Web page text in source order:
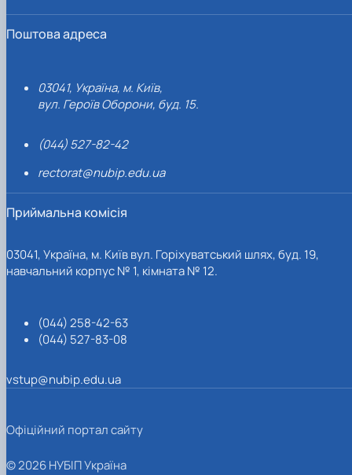
Поштова адреса
03041, Україна, м. Київ,
вул. Героїв Оборони, буд. 15.
(044) 527-82-42
rectorat@nubip.edu.ua
Приймальна комісія
03041, Україна, м. Київ вул. Горіхуватський шлях, буд. 19,
навчальний корпус № 1, кімната № 12.
(044) 258-42-63
(044) 527-83-08
vstup@nubip.edu.ua
Офіційний портал сайту
© 2026 НУБІП Україна